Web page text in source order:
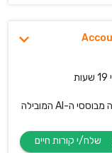
בוא.י להיות חלק מקווליטסט, חברת שירותי התוכנה מבוססי ה-AI המובילה